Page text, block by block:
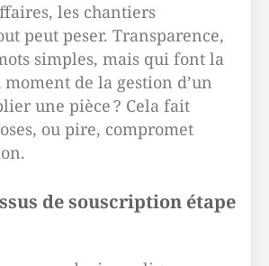
les chantiers
peut peser. Transparence,
simples, mais qui font la
de la gestion d’un
une pièce ? Cela fait
ou pire, compromet
de souscription étape